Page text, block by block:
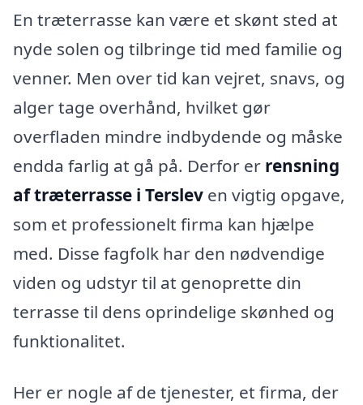
En træterrasse kan være et skønt sted at
nyde solen og tilbringe tid med familie og
venner. Men over tid kan vejret, snavs, og
alger tage overhånd, hvilket gør
overfladen mindre indbydende og måske
endda farlig at gå på. Derfor er rensning
af træterrasse i Terslev en vigtig opgave,
som et professionelt firma kan hjælpe
med. Disse fagfolk har den nødvendige
viden og udstyr til at genoprette din
terrasse til dens oprindelige skønhed og
funktionalitet.
Her er nogle af de tjenester, et firma, der